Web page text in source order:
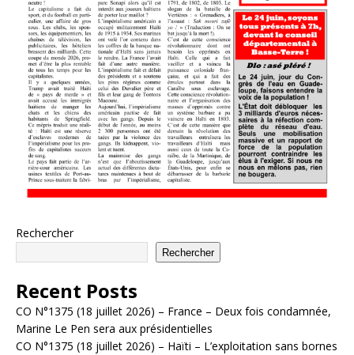
Rechercher
Rechercher
Recent Posts
CO N°1375 (18 juillet 2026) – France – Deux fois condamnée,
Marine Le Pen sera aux présidentielles
CO N°1375 (18 juillet 2026) – Haïti – L’exploitation sans bornes